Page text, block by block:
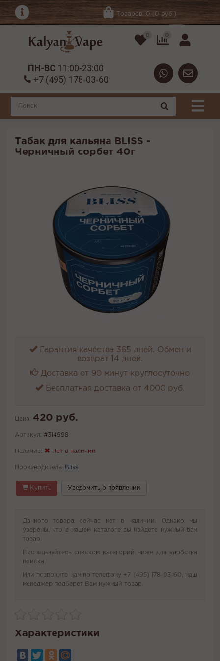
Товаров: 0 (0 руб.)
0 0
ПН-ВС 11:00-23:00
+7 (495) 178-03-60
Табак для кальяна BLISS -
Черничный сорбет 40г
Гарантия качества 365 дней. Обмен и
возврат 14 дней.
Доставка от 90 минут круглосуточно
Бесплатная доставка от 4000 руб.
Цена: 420 руб.
Артикул: #314998
Наличие: Нет в наличии
Производитель: Bliss
Купить Уведомить о появлении
Данного товара сейчас нет в наличии. Однако мы
уверены, что в нашем каталоге вы найдете нужный вам
товар.
Воспользуйтесь списком категорий ниже для удобства
поиска.
Или позвоните нам по телефону +7 (495) 178-03-60, наш
менеджер подберет Вам нужный товар.
Характеристики